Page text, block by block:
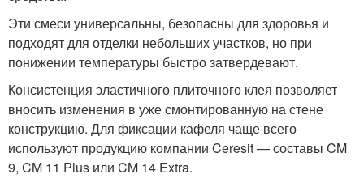
Эти смеси универсальны, безопасны для здоровья и
подходят для отделки небольших участков, но при
понижении температуры быстро затвердевают.
Консистенция эластичного плиточного клея позволяет
вносить изменения в уже смонтированную на стене
конструкцию. Для фиксации кафеля чаще всего
используют продукцию компании Ceresit — составы CM
9, CM 11 Plus или CM 14 Extra.